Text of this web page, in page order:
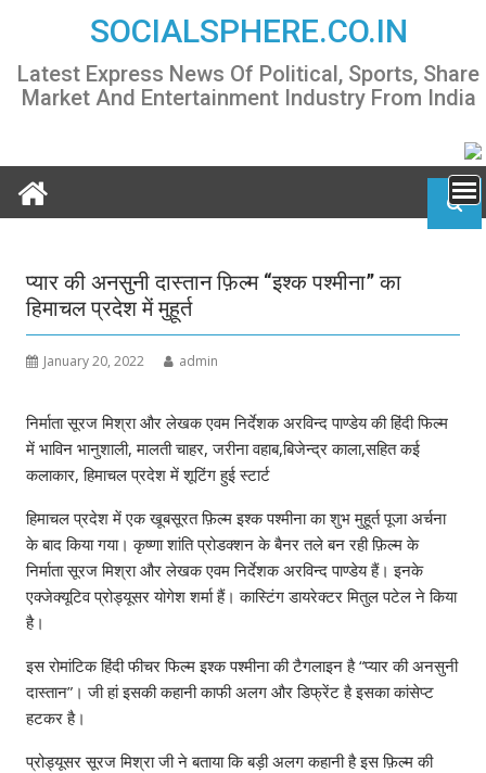
content
SOCIALSPHERE.CO.IN
Latest Express News Of Political, Sports, Share
Market And Entertainment Industry From India
प्यार की अनसुनी दास्तान फ़िल्म “इश्क पश्मीना” का
हिमाचल प्रदेश में मुहूर्त
January 20, 2022 admin
निर्माता सूरज मिश्रा और लेखक एवम निर्देशक अरविन्द पाण्डेय की हिंदी फिल्म
में भाविन भानुशाली, मालती चाहर, जरीना वहाब,बिजेन्द्र काला,सहित कई
कलाकार, हिमाचल प्रदेश में शूटिंग हुई स्टार्ट
हिमाचल प्रदेश में एक खूबसूरत फ़िल्म इश्क पश्मीना का शुभ मुहूर्त पूजा अर्चना
के बाद किया गया। कृष्णा शांति प्रोडक्शन के बैनर तले बन रही फ़िल्म के
निर्माता सूरज मिश्रा और लेखक एवम निर्देशक अरविन्द पाण्डेय हैं। इनके
एक्जेक्यूटिव प्रोड्यूसर योगेश शर्मा हैं। कास्टिंग डायरेक्टर मितुल पटेल ने किया
है।
इस रोमांटिक हिंदी फीचर फिल्म इश्क पश्मीना की टैगलाइन है “प्यार की अनसुनी
दास्तान”। जी हां इसकी कहानी काफी अलग और डिफ्रेंट है इसका कांसेप्ट
हटकर है।
प्रोड्यूसर सूरज मिश्रा जी ने बताया कि बड़ी अलग कहानी है इस फ़िल्म की